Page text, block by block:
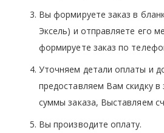
Вы формируете заказ в
Эксель) и отправляете его
формируете заказ по
Уточняем детали оплаты и
предоставляем Вам скидку в
суммы заказа, Выставляем
Вы производите оплату.